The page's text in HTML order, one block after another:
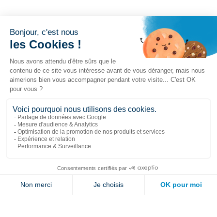
Liens populaires
Nous joindre